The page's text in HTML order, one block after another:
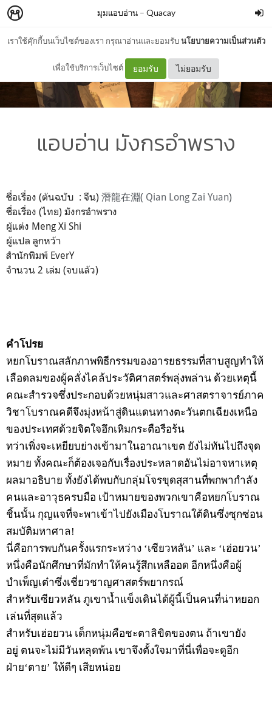
เราใช้คุ๊กกี้บนเว็บไซต์ของเรา กรุณาอ่านและยอมรับนโยบายความเป็นส่วนตัว
เพื่อใช้บริการเว็บไซต์ ยอมรับ ไม่ยอมรับ
มุมแอบอ่าน– Quacay
แอบอ่าน มังกรอำพราง
ชื่อเรื่อง (ต้นฉบับ : จีน) 潛龍在淵( Qian Long Zai Yuan)
ชื่อเรื่อง (ไทย) มังกรอำพราง
ผู้แต่ง Meng Xi Shi
ผู้แปล ลูกหว้า
สำนักพิมพ์ EverY
จำนวน 2 เล่ม (จบแล้ว)
คำโปรย
หยกโบราณสลักภาพพิธีกรรมของอารยธรรมที่สาบสูญทำให้
เลือดลมของผู้คลั่งไคล้ประวัติศาสตร์พลุ่งพล่าน ด้วยเหตุนี้
คณะสำรวจซึ่งประกอบด้วยหนุ่มสาวและศาสตราจารย์ภาค
วิชาโบราณคดีจึงมุ่งหน้าสู่ดินแดนทางตะวันตกเฉียงเหนือ
ของประเทศด้วยจิตใจฮึกเหิมกระตือรือร้น
ทว่าเพิ่งจะเหยียบย่างเข้ามาในอาณาเขต ยังไม่ทันไปถึงจุด
หมาย ทั้งคณะก็ต้องเจอกับเรื่องประหลาดอันไม่อาจหาเหตุ
ผลมาอธิบาย ทั้งยังได้พบกับกลุ่มโจรขุดสุสานที่พกพากำลัง
คนและอาวุธครบมือ เป้าหมายของพวกเขาคือหยกโบราณ
ชิ้นนั้น กุญแจที่จะพาเข้าไปยังเมืองโบราณใต้ดินซึ่งซุกซ่อน
สมบัติมหาศาล!
นี่คือการพบกันครั้งแรกระหว่าง ‘เซียวหลัน’ และ ‘เฮ่อยวน’
หนึ่งคือนักศึกษาที่มักทำให้คนรู้สึกเหลืออด อีกหนึ่งคือผู้
บำเพ็ญเต๋าซึ่งเชี่ยวชาญศาสตร์พยากรณ์
สำหรับเซียวหลัน ภูเขาน้ำแข็งเดินได้ผู้นี้เป็นคนที่น่าหยอก
เล่นที่สุดแล้ว
สำหรับเฮ่อยวน เด็กหนุ่มคือชะตาลิขิตของตน ถ้าเขายัง
อยู่ ตนจะไม่มีวันหลุดพ้น เขาจึงตั้งใจมาที่นี่เพื่อจะดูอีก
ฝ่าย‘ตาย’ ให้ดีๆ เสียหน่อย